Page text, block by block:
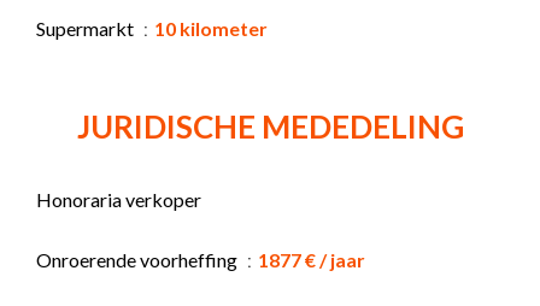
Supermarkt 10 kilometer
JURIDISCHE MEDEDELING
Honoraria verkoper
Onroerende voorheffing 1877 € / jaar